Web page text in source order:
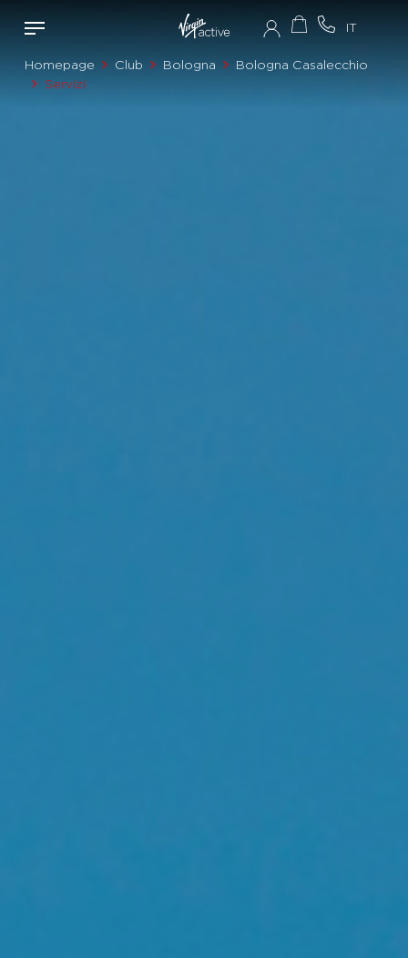
Homepage Club Bologna
Bologna Casalecchio
Servizi